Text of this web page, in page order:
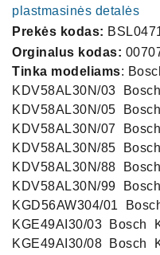
plastmasinės detalės
Prekės kodas:
Orginalus kodas:
Tinka modeliams:
KDV58AL30N/03
KDV58AL30N/05
KDV58AL30N/07
KDV58AL30N/85
KDV58AL30N/88
KDV58AL30N/99
KGD56AW304/01
KGE49AI30/03 ‍ Bosch
KGE49AI30/08 ‍ Bosch